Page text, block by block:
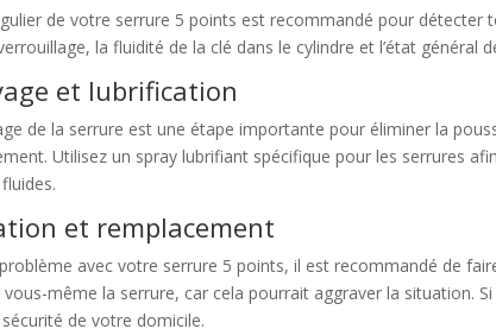
de votre serrure 5 points est recommandé pour
la fluidité de la clé dans le cylindre et l’état général
et lubrification
de la serrure est une étape importante pour éliminer la
Utilisez un spray lubrifiant spécifique pour les serrures
et remplacement
avec votre serrure 5 points, il est recommandé de
vous-même la serrure, car cela pourrait aggraver la situation.
de votre domicile.